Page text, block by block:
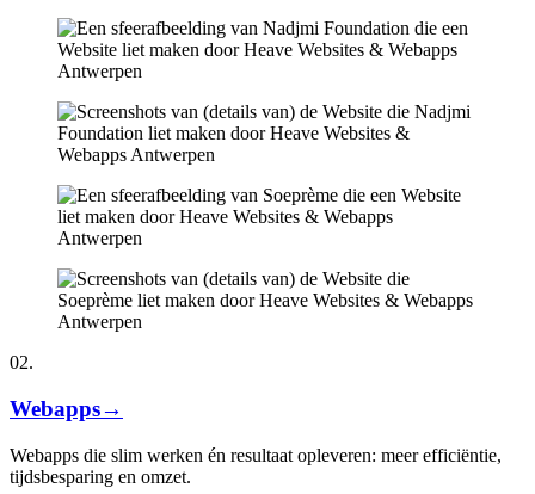
02.
Webapps→
Webapps die slim werken én resultaat opleveren: meer efficiëntie,
tijdsbesparing en omzet.